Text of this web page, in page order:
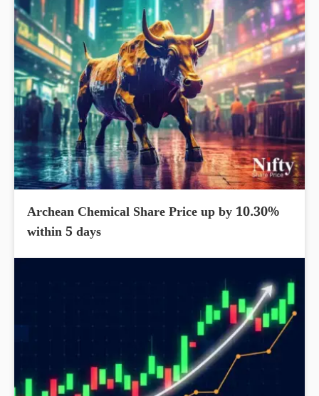
Archean Chemical Share Price up by 10.30%
within 5 days